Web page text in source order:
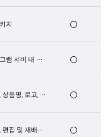
지
램 서버 내 폰
상품명, 로고,
편집 및 재배포